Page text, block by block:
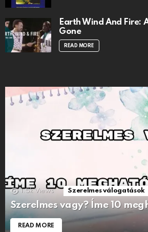
Earth Wind And Fire:
Gone
READ MORE
1.5k Views Szerelmes válogatások
Szerelmes vagy? Íme 10
READ MORE